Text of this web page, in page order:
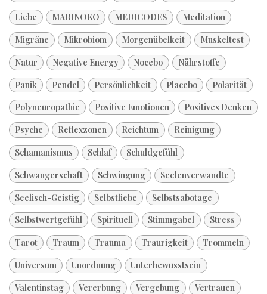
Liebe
MARINOKO MEDICODES
Meditation
Migräne
Mikrobiom Morgenübelkeit
Muskeltest
Natur
Negative Energy Nocebo
Nährstoffe
Panik
Pendel Persönlichkeit Placebo
Polarität
Polyneuropathie
Positive Emotionen
Positives Denken
Psyche
Reflexzonen Reichtum
Reinigung
Schamanismus
Schlaf
Schuldgefühl
Schwangerschaft
Schwingung
Seelenverwandte
Seelisch-Geistig
Selbstliebe
Selbstsabotage
Selbstwertgefühl
Spirituell Stimmgabel
Stress
Tarot
Traum Trauma Traurigkeit
Trommeln
Universum
Unordnung
Unterbewusstsein
Valentinstag
Vererbung Vergebung
Vertrauen